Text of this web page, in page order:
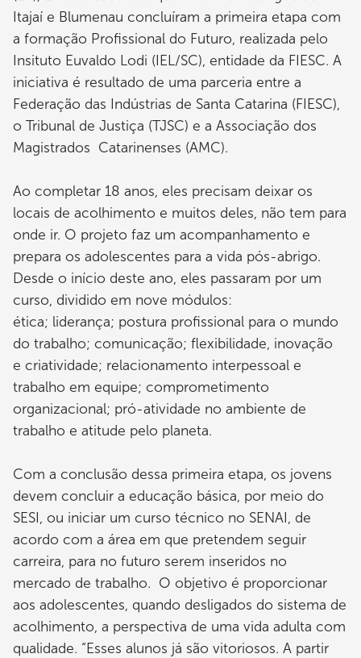
Itajaí e Blumenau concluíram a primeira etapa com
a formação Profissional do Futuro, realizada pelo
Insituto Euvaldo Lodi (IEL/SC), entidade da FIESC. A
iniciativa é resultado de uma parceria entre a
Federação das Indústrias de Santa Catarina (FIESC),
o Tribunal de Justiça (TJSC) e a Associação dos
Magistrados Catarinenses (AMC).
Ao completar 18 anos, eles precisam deixar os
locais de acolhimento e muitos deles, não tem para
onde ir. O projeto faz um acompanhamento e
prepara os adolescentes para a vida pós-abrigo.
Desde o início deste ano, eles passaram por um
curso, dividido em nove módulos:
ética; liderança; postura profissional para o mundo
do trabalho; comunicação; flexibilidade, inovação
e criatividade; relacionamento interpessoal e
trabalho em equipe; comprometimento
organizacional; pró-atividade no ambiente de
trabalho e atitude pelo planeta.
Com a conclusão dessa primeira etapa, os jovens
devem concluir a educação básica, por meio do
SESI, ou iniciar um curso técnico no SENAI, de
acordo com a área em que pretendem seguir
carreira, para no futuro serem inseridos no
mercado de trabalho. O objetivo é proporcionar
aos adolescentes, quando desligados do sistema de
acolhimento, a perspectiva de uma vida adulta com
qualidade. “Esses alunos já são vitoriosos. A partir